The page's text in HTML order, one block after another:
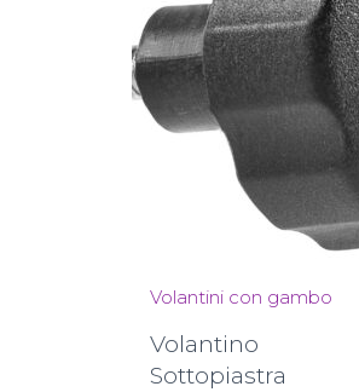
Volantini con gambo
Volantino
Sottopiastra